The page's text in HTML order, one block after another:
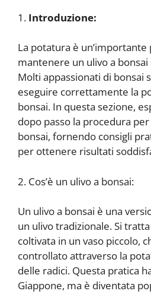
1. Introduzione:
La potatura è un’importante
mantenere un ulivo a
Molti appassionati di bonsai
eseguire correttamente la
bonsai. In questa sezione,
dopo passo la procedura
bonsai, fornendo consigli
per ottenere risultati
2. Cos’è un ulivo a bonsai:
Un ulivo a bonsai è una
un ulivo tradizionale. Si
coltivata in un vaso piccolo,
controllato attraverso la
delle radici. Questa pratica
Giappone, ma è diventata